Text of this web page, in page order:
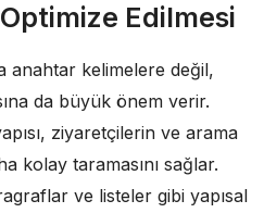
Optimize Edilmesi
anahtar kelimelere değil,
da büyük önem verir.
ziyaretçilerin ve arama
kolay taramasını sağlar.
ve listeler gibi yapısal